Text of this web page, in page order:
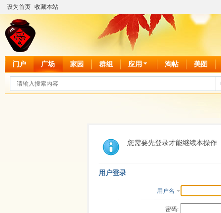
设为首页 收藏本站
门户 广场 家园 群组 应用 淘帖 美图
您需要先登录才能继续本操作
用户登录
用户名
密码: